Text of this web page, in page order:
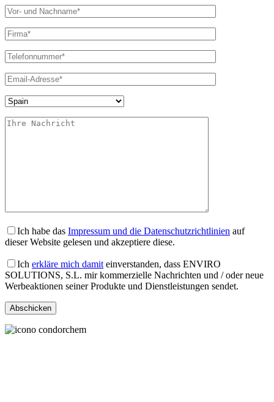
Ich habe das Impressum und die Datenschutzrichtlinien auf
dieser Website gelesen und akzeptiere diese.
Ich erkläre mich damiteinverstanden, dass ENVIRO
SOLUTIONS, S.L. mir kommerzielle Nachrichten und / oder neue
Werbeaktionen seiner Produkte und Dienstleistungen sendet.